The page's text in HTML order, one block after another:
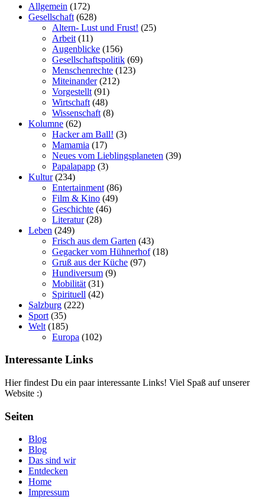
Allgemein (172)
Gesellschaft (628)
Altern- Lust und Frust! (25)
Arbeit (11)
Augenblicke (156)
Gesellschaftspolitik (69)
Menschenrechte (123)
Miteinander(212)
Vorgestellt (91)
Wirtschaft (48)
Wissenschaft (8)
Kolumne (62)
Hacker am Ball! (3)
Mamamia (17)
Neues vom Lieblingsplaneten (39)
Papalapapp (3)
Kultur(234)
Entertainment (86)
Film & Kino (49)
Geschichte (46)
Literatur(28)
Leben (249)
Frisch aus dem Garten (43)
Gegacker vom Hühnerhof(18)
Gruß aus der Küche (97)
Hundiversum (9)
Mobilität (31)
Spirituell (42)
Salzburg (222)
Sport (35)
Welt (185)
Europa (102)
Interessante Links
Hier findest Du ein paar interessante Links! Viel Spaß auf unserer
Website :)
Seiten
Blog
Blog
Das sind wir
Entdecken
Home
Impressum